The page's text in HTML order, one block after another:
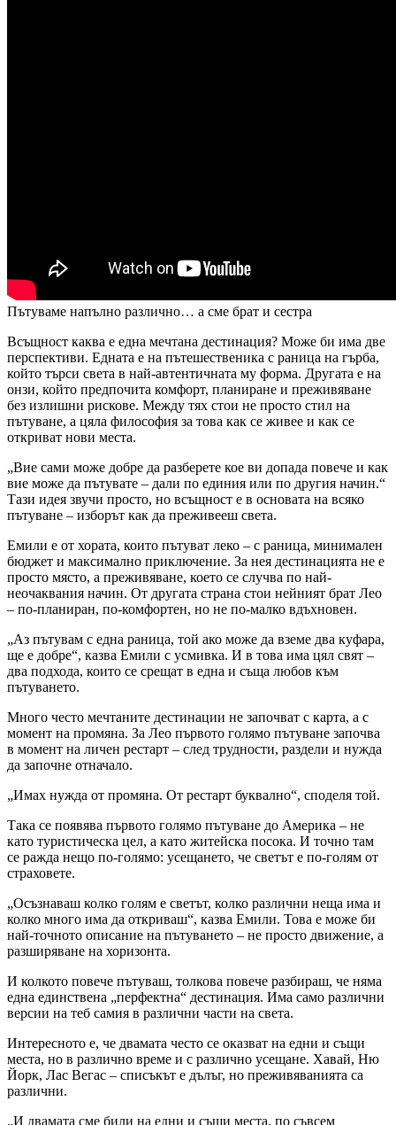
Пътуваме напълно различно… а сме брат и сестра
Всъщност каква е една мечтана дестинация? Може би има две
перспективи. Едната е на пътешественика с раница на гърба,
който търси света в най-автентичната му форма. Другата е на
онзи, който предпочита комфорт, планиране и преживяване
без излишни рискове. Между тях стои не просто стил на
пътуване, а цяла философия за това как се живее и как се
откриват нови места.
„Вие сами може добре да разберете кое ви допада повече и как
вие може да пътувате – дали по единия или по другия начин.“
Тази идея звучи просто, но всъщност е в основата на всяко
пътуване – изборът как да преживееш света.
Емили е от хората, които пътуват леко – с раница, минимален
бюджет и максимално приключение. За нея дестинацията не е
просто място, а преживяване, което се случва по най-
неочаквания начин. От другата страна стои нейният брат Лео
– по-планиран, по-комфортен, но не по-малко вдъхновен.
„Аз пътувам с една раница, той ако може да вземе два куфара,
ще е добре“, казва Емили с усмивка. И в това има цял свят –
два подхода, които се срещат в една и съща любов към
пътуването.
Много често мечтаните дестинации не започват с карта, а с
момент на промяна. За Лео първото голямо пътуване започва
в момент на личен рестарт – след трудности, раздели и нужда
да започне отначало.
„Имах нужда от промяна. От рестарт буквално“, споделя той.
Така се появява първото голямо пътуване до Америка – не
като туристическа цел, а като житейска посока. И точно там
се ражда нещо по-голямо: усещането, че светът е по-голям от
страховете.
„Осъзнаваш колко голям е светът, колко различни неща има и
колко много има да откриваш“, казва Емили. Това е може би
най-точното описание на пътуването – не просто движение, а
разширяване на хоризонта.
И колкото повече пътуваш, толкова повече разбираш, че няма
една единствена „перфектна“ дестинация. Има само различни
версии на теб самия в различни части на света.
Интересното е, че двамата често се оказват на едни и същи
места, но в различно време и с различно усещане. Хавай, Ню
Йорк, Лас Вегас – списъкът е дълъг, но преживяванията са
различни.
„И двамата сме били на едни и същи места, по съвсем